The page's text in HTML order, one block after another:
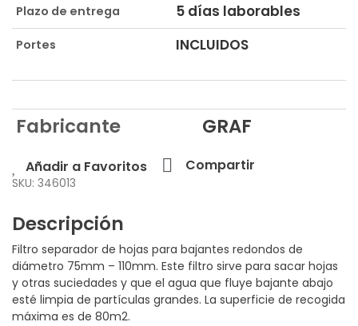
Plazo de entrega 5 días laborables
Portes INCLUIDOS
Fabricante GRAF
Añadir a Favoritos Compartir
SKU: 346013
Descripción
Filtro separador de hojas para bajantes redondos de
diámetro 75mm – 110mm. Este filtro sirve para sacar hojas
y otras suciedades y que el agua que fluye bajante abajo
esté limpia de partículas grandes. La superficie de recogida
máxima es de 80m2.